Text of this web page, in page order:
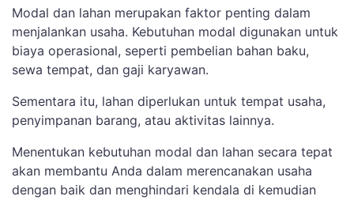
Modal dan lahan merupakan faktor penting dalam
menjalankan usaha. Kebutuhan modal digunakan untuk
biaya operasional, seperti pembelian bahan baku,
sewa tempat, dan gaji karyawan.
Sementara itu, lahan diperlukan untuk tempat usaha,
penyimpanan barang, atau aktivitas lainnya.
Menentukan kebutuhan modal dan lahan secara tepat
akan membantu Anda dalam merencanakan usaha
dengan baik dan menghindari kendala di kemudian